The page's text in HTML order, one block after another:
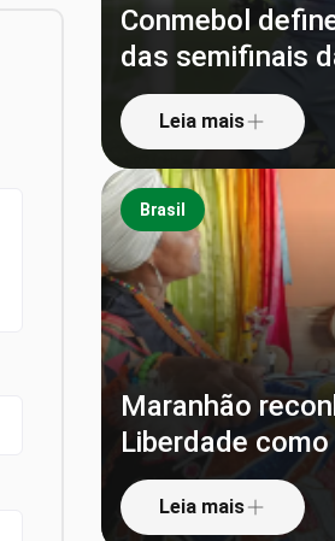
Conmebol
das semifinais
Leia mais
Brasil
Maranhão
Liberdade
Leia mais